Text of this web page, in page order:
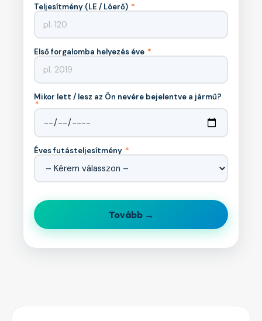
Teljesítmény (LE / Lóerő) *
Első forgalomba helyezés éve *
Mikor lett / lesz az Ön nevére bejelentve a jármű?
*
Éves futásteljesítmény *
Tovább →